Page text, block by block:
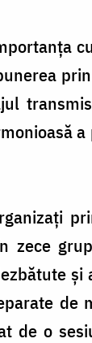
a
zece
și
de
de o